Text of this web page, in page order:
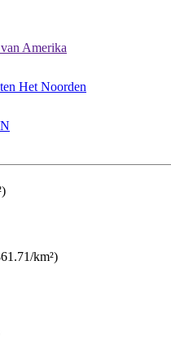
Amerika
Het Noorden
km²)